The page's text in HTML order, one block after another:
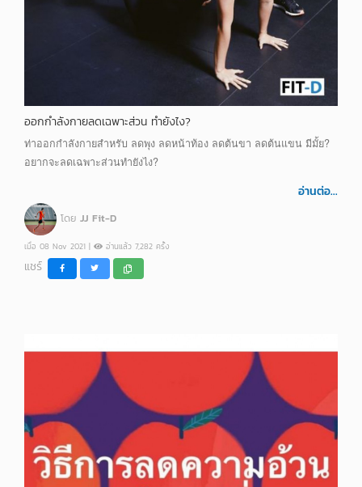
ออกกำลังกายลดเฉพาะส่วน ทำยังไง?
ท่าออกกำลังกายสำหรับ ลดพุง ลดหน้าท้อง ลดต้นขา ลดต้นแขน มีมั้ย?
อยากจะลดเฉพาะส่วนทำยังไง?
อ่านต่อ...
โดย JJ Fit-D
เมื่อ 08 Nov 2021 | อ่านแล้ว 7,282 ครั้ง
แชร์